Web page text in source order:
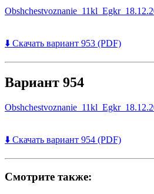
⬇️ Скачать вариант 953 (PDF)
Вариант 954
⬇️ Скачать вариант 954 (PDF)
Смотрите также: